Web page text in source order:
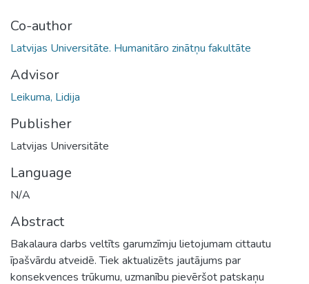
Co-author
Latvijas Universitāte. Humanitāro zinātņu fakultāte
Advisor
Leikuma, Lidija
Publisher
Latvijas Universitāte
Language
N/A
Abstract
Bakalaura darbs veltīts garumzīmju lietojumam cittautu
īpašvārdu atveidē. Tiek aktualizēts jautājums par
konsekvences trūkumu, uzmanību pievēršot patskaņu